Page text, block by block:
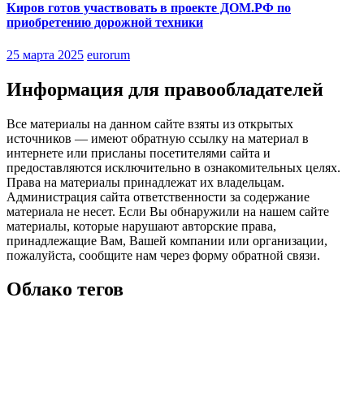
Киров готов участвовать в проекте ДОМ.РФ по
приобретению дорожной техники
25 марта 2025 eurorum
Информация для правообладателей
Все материалы на данном сайте взяты из открытых
источников — имеют обратную ссылку на материал в
интернете или присланы посетителями сайта и
предоставляются исключительно в ознакомительных целях.
Права на материалы принадлежат их владельцам.
Администрация сайта ответственности за содержание
материала не несет. Если Вы обнаружили на нашем сайте
материалы, которые нарушают авторские права,
принадлежащие Вам, Вашей компании или организации,
пожалуйста, сообщите нам через форму обратной связи.
Облако тегов